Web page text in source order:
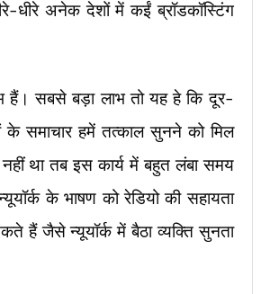
धीरे अनेक देशों में कईं ब्रॉडकॉस्टिंग
हैं। सबसे बड़ा लाभ तो यह हे कि दूर-
के समाचार हमें तत्काल सुनने को मिल
था तब इस कार्य में बहुत लंबा समय
के भाषण को रेडियो की सहायता
हैं जैसे न्यूयॉर्क में बैठा व्यक्ति सुनता